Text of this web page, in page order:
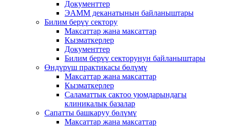
Документтер
ЭАММ деканатынын байланыштары
Билим берүү сектору
Максаттар жана максаттар
Кызматкерлер
Документтер
Билим берүү секторунун байланыштары
Өндүрүш практикасы бөлүмү
Максаттар жана максаттар
Кызматкерлер
Саламаттык сактоо уюмдарындагы
клиникалык базалар
Сапатты башкаруу бөлүмү
Максаттар жана максаттар